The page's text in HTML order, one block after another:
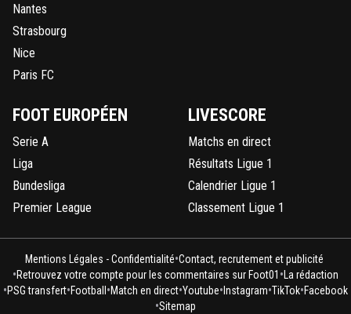
Nantes
Strasbourg
Nice
Paris FC
FOOT EUROPÉEN
Serie A
Liga
Bundesliga
Premier League
LIVESCORE
Matchs en direct
Résultats Ligue 1
Calendrier Ligue 1
Classement Ligue 1
Mentions Légales - Confidentialité•Contact, recrutement et publicité
•Retrouvez votre compte pour les commentaires sur Foot01 •La rédaction
•PSG transfert•Football•Match en direct•Youtube•Instagram•TikTok•Facebook
•Sitemap